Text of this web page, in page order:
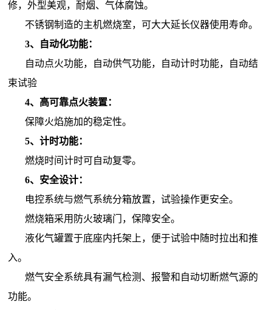
修，外型美观，耐烟、气体腐蚀。
不锈钢制造的主机燃烧室，可大大延长仪器使用寿命。
3、自动化功能：
自动点火功能，自动供气功能，自动计时功能，自动结
束试验
4、高可靠点火装置：
保障火焰施加的稳定性。
5、计时功能：
燃烧时间计时可自动复零。
6、安全设计：
电控系统与燃气系统分箱放置，试验操作更安全。
燃烧箱采用防火玻璃门，保障安全。
液化气罐置于底座内托架上，便于试验中随时拉出和推
入。
燃气安全系统具有漏气检测、报警和自动切断燃气源的
功能。